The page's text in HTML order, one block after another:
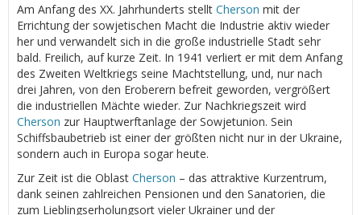
Am Anfang des XX. Jahrhunderts stellt Cherson mit der
Errichtung der sowjetischen Macht die Industrie aktiv wieder
her und verwandelt sich in die große industrielle Stadt sehr
bald. Freilich, auf kurze Zeit. In 1941 verliert er mit dem Anfang
des Zweiten Weltkriegs seine Machtstellung, und, nur nach
drei Jahren, von den Eroberern befreit geworden, vergrößert
die industriellen Mächte wieder. Zur Nachkriegszeit wird
Cherson zur Hauptwerftanlage der Sowjetunion. Sein
Schiffsbaubetrieb ist einer der größten nicht nur in der Ukraine,
sondern auch in Europa sogar heute.
Zur Zeit ist die Oblast Cherson – das attraktive Kurzentrum,
dank seinen zahlreichen Pensionen und den Sanatorien, die
zum Lieblingserholungsort vieler Ukrainer und der